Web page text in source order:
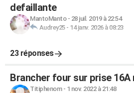
defaillante
MantoManto- 28 juil. 2019 à 22:54
Audrey25- 14 janv. 2026 à 08:23
23 réponses
Brancher four sur prise 16A
Titiphenom- 1 nov. 2022 à 21:48